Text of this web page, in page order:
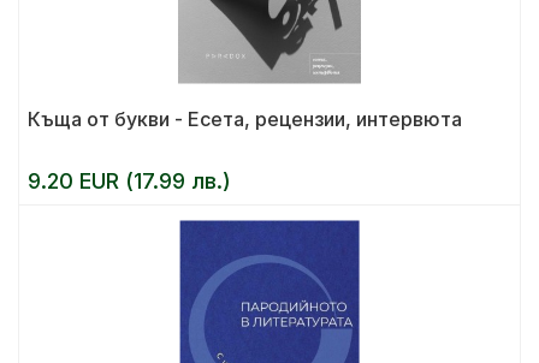
Къща от букви - Есета, рецензии, интервюта
9.20 EUR (17.99 лв.)